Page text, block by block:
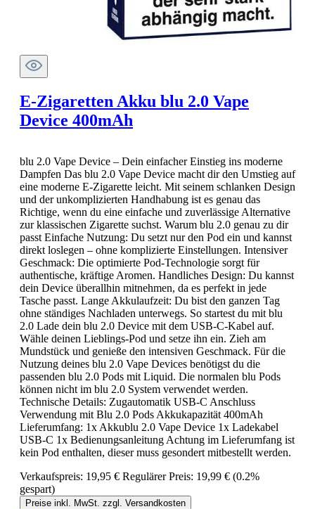
E-Zigaretten Akku blu 2.0 Vape
Device 400mAh
blu 2.0 Vape Device – Dein einfacher Einstieg ins moderne
Dampfen Das blu 2.0 Vape Device macht dir den Umstieg auf
eine moderne E-Zigarette leicht. Mit seinem schlanken Design
und der unkomplizierten Handhabung ist es genau das
Richtige, wenn du eine einfache und zuverlässige Alternative
zur klassischen Zigarette suchst. Warum blu 2.0 genau zu dir
passt Einfache Nutzung: Du setzt nur den Pod ein und kannst
direkt loslegen – ohne komplizierte Einstellungen. Intensiver
Geschmack: Die optimierte Pod-Technologie sorgt für
authentische, kräftige Aromen. Handliches Design: Du kannst
dein Device überallhin mitnehmen, da es perfekt in jede
Tasche passt. Lange Akkulaufzeit: Du bist den ganzen Tag
ohne ständiges Nachladen unterwegs. So startest du mit blu
2.0 Lade dein blu 2.0 Device mit dem USB-C-Kabel auf.
Wähle deinen Lieblings-Pod und setze ihn ein. Zieh am
Mundstück und genieße den intensiven Geschmack. Für die
Nutzung deines blu 2.0 Vape Devices benötigst du die
passenden blu 2.0 Pods mit Liquid. Die normalen blu Pods
können nicht im blu 2.0 System verwendet werden.
Technische Details: Zugautomatik USB-C Anschluss
Verwendung mit Blu 2.0 Pods Akkukapazität 400mAh
Lieferumfang: 1x Akkublu 2.0 Vape Device 1x Ladekabel
USB-C 1x Bedienungsanleitung Achtung im Lieferumfang ist
kein Pod enthalten, dieser muss gesondert mitbestellt werden.
Verkaufspreis: 19,95 € Regulärer Preis: 19,99 € (0.2%
gespart)
Preise inkl. MwSt. zzgl. Versandkosten